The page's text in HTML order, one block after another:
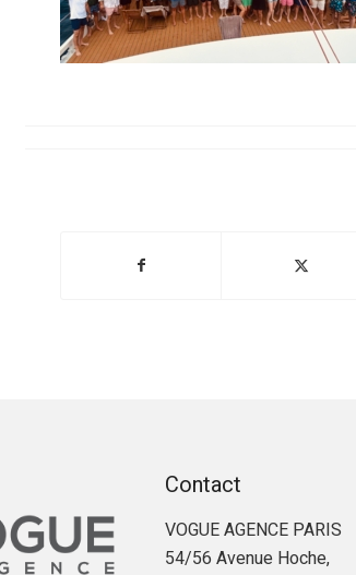
Contact
VOGUE AGENCE PARIS
54/56 Avenue Hoche,